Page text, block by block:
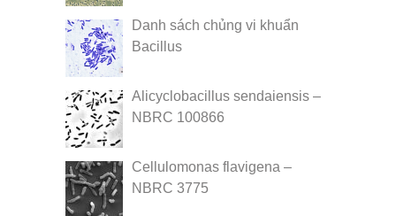
Danh sách chủng vi khuẩn
Bacillus
Alicyclobacillus sendaiensis –
NBRC 100866
Cellulomonas flavigena –
NBRC 3775